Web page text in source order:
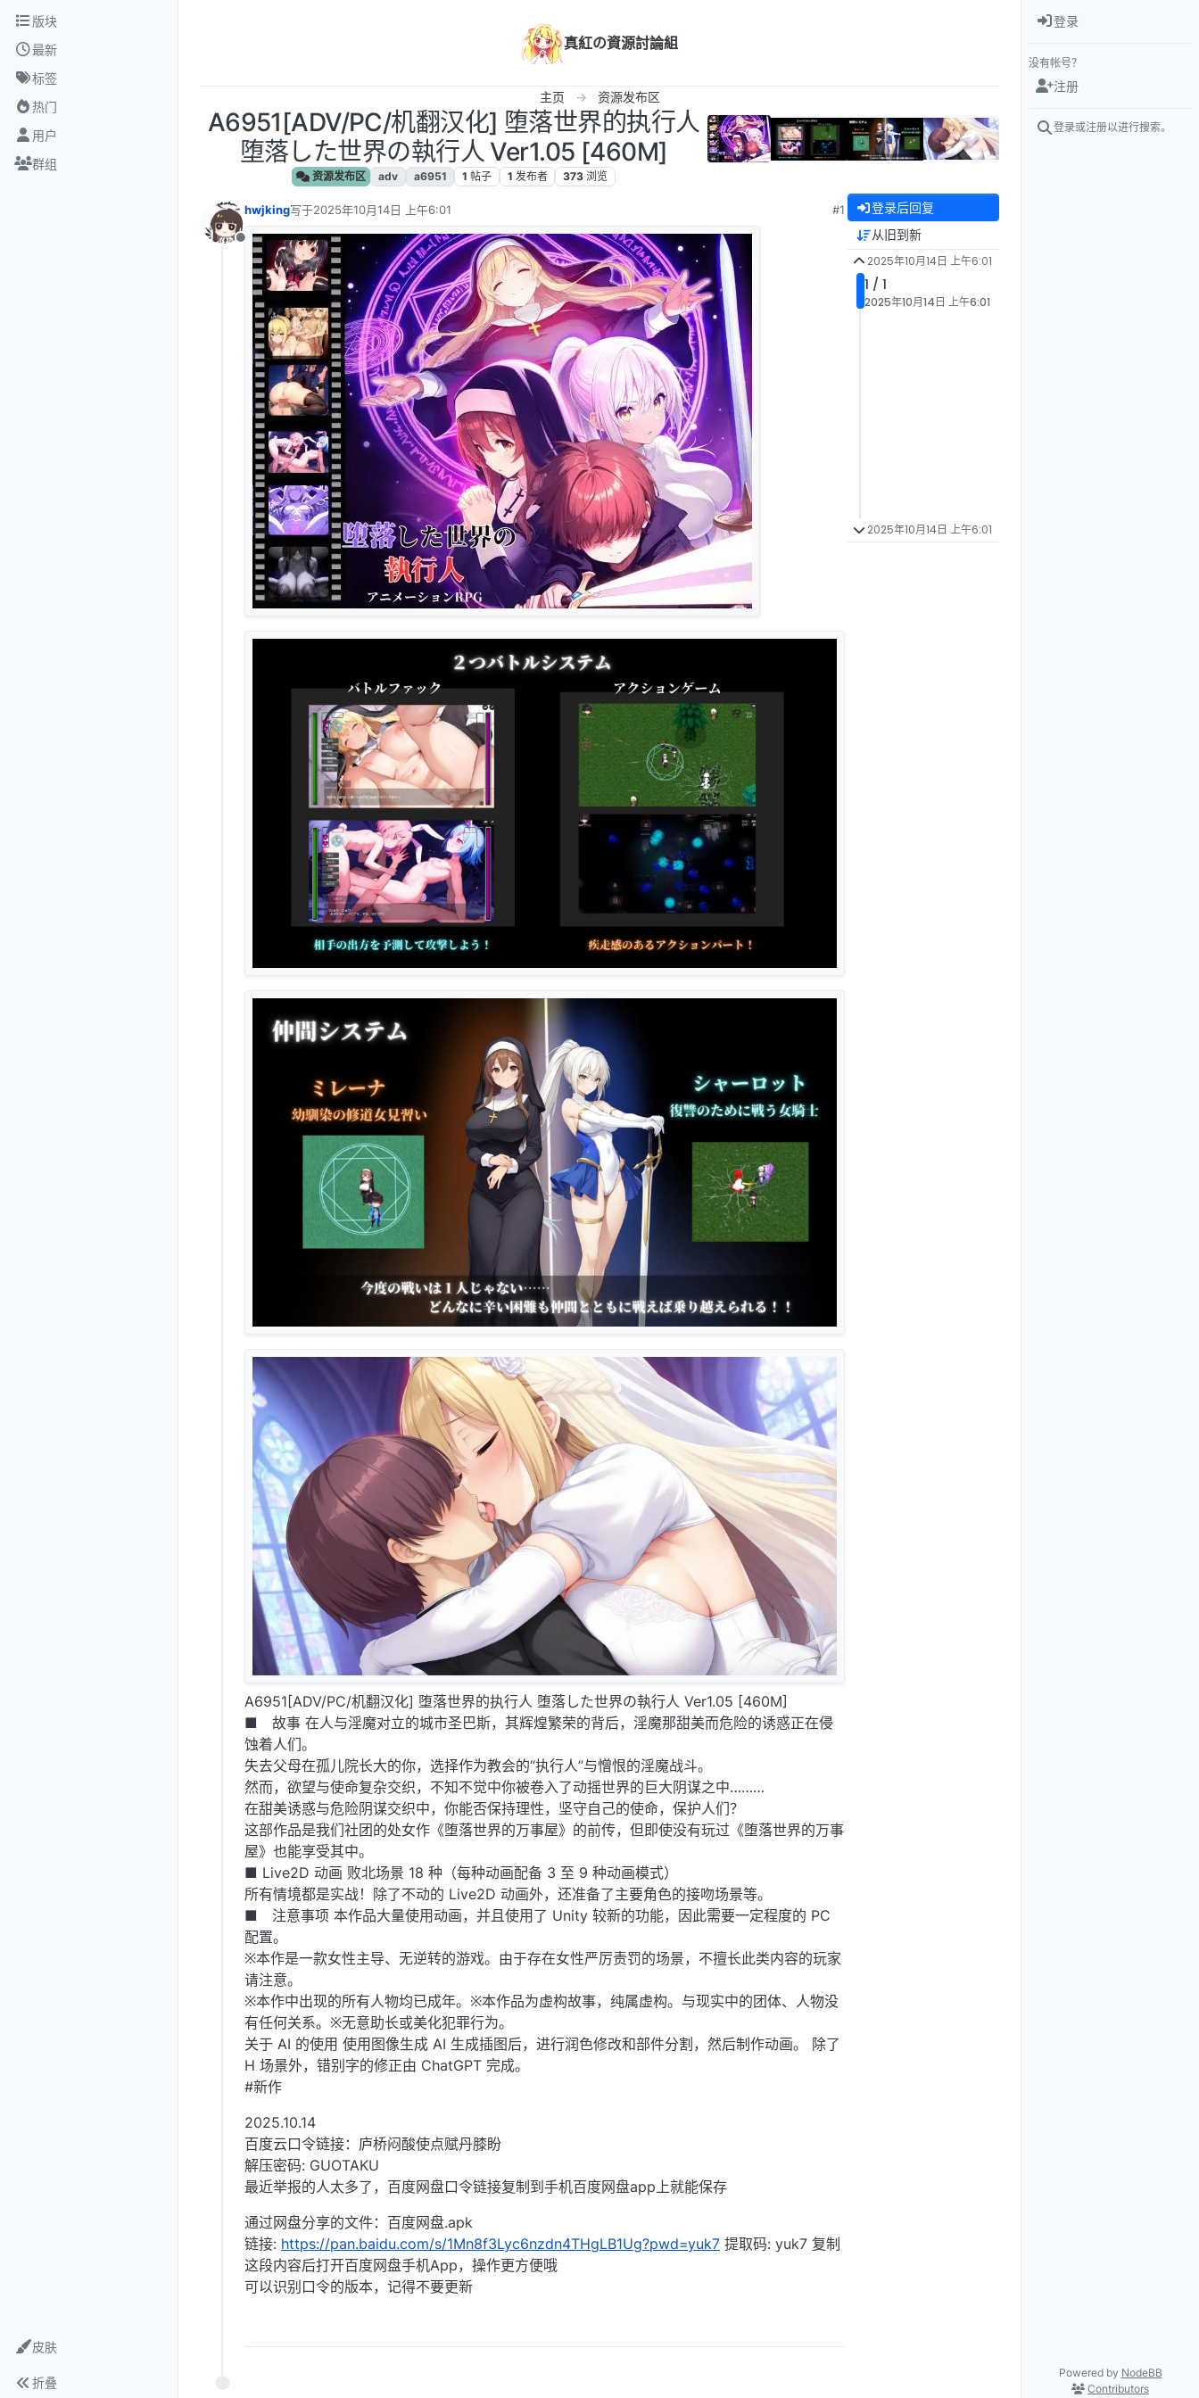
跳转至内容
版块
最新
标签
热门
用户
群组
皮肤
折叠
真紅の資源討論組
主页 资源发布区
A6951[ADV/PC/机翻汉化] 堕落世界的执行人
堕落した世界の執行人 Ver1.05 [460M]
资源发布区 adv a6951 1 帖子 1 发布者 373 浏览
离线
hwjking写于2025年10月14日 上午6:01
最后由 编辑
#1
A6951[ADV/PC/机翻汉化] 堕落世界的执行人 堕落した世界の執行人 Ver1.05 [460M]
■ 故事 在人与淫魔对立的城市圣巴斯，其辉煌繁荣的背后，淫魔那甜美而危险的诱惑正在侵
蚀着人们。
失去父母在孤儿院长大的你，选择作为教会的“执行人”与憎恨的淫魔战斗。
然而，欲望与使命复杂交织，不知不觉中你被卷入了动摇世界的巨大阴谋之中………
在甜美诱惑与危险阴谋交织中，你能否保持理性，坚守自己的使命，保护人们？
这部作品是我们社团的处女作《堕落世界的万事屋》的前传，但即使没有玩过《堕落世界的万事
屋》也能享受其中。
■ Live2D 动画 败北场景 18 种（每种动画配备 3 至 9 种动画模式）
所有情境都是实战！除了不动的 Live2D 动画外，还准备了主要角色的接吻场景等。
■ 注意事项 本作品大量使用动画，并且使用了 Unity 较新的功能，因此需要一定程度的 PC
配置。
※本作是一款女性主导、无逆转的游戏。由于存在女性严厉责罚的场景，不擅长此类内容的玩家
请注意。
※本作中出现的所有人物均已成年。※本作品为虚构故事，纯属虚构。与现实中的团体、人物没
有任何关系。※无意助长或美化犯罪行为。
关于 AI 的使用 使用图像生成 AI 生成插图后，进行润色修改和部件分割，然后制作动画。 除了
H 场景外，错别字的修正由 ChatGPT 完成。
#新作
2025.10.14
百度云口令链接：庐桥闷酸使点赋丹膝盼
解压密码: GUOTAKU
最近举报的人太多了，百度网盘口令链接复制到手机百度网盘app上就能保存
通过网盘分享的文件：百度网盘.apk
链接: https://pan.baidu.com/s/1Mn8f3Lyc6nzdn4THgLB1Ug?pwd=yuk7 提取码: yuk7 复制
这段内容后打开百度网盘手机App，操作更方便哦
可以识别口令的版本，记得不要更新
登录后回复
从旧到新
2025年10月14日 上午6:01
1 / 1
2025年10月14日 上午6:01
2025年10月14日 上午6:01
登录
没有帐号？
注册
登录或注册以进行搜索。
Powered by NodeBB
Contributors